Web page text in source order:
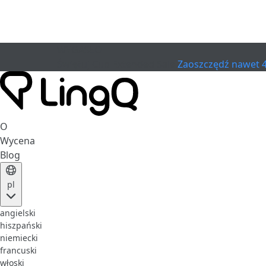
Zaoszczędź nawet
O
Wycena
Blog
pl
angielski
hiszpański
niemiecki
francuski
włoski